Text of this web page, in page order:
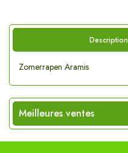
Description
Zomerrapen Aramis
Meilleures ventes